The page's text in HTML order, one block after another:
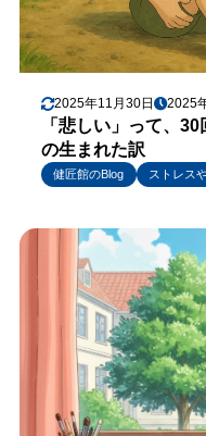
2025年11月30日 2025
「悲しい」って、
の生まれた訳
健匠館のBlog
ストレス